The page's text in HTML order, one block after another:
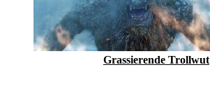
Grassierende Trollwut